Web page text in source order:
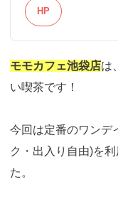
HP
モモカフェ池袋店は
い喫茶です！
今回は定番のワンデ
ク・出入り自由)を
た。